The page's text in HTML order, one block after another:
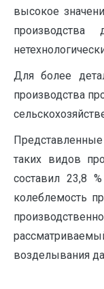
высокое
Для более
производства
Представленные
таких видов
составил 23,8
колеблемость
возделывания